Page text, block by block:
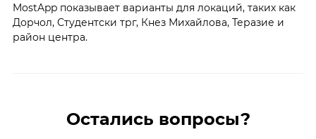
MostApp показывает варианты для локаций, таких как
Дорчол, Студентски трг, Кнез Михайлова, Теразие и
район центра.
Остались вопросы?